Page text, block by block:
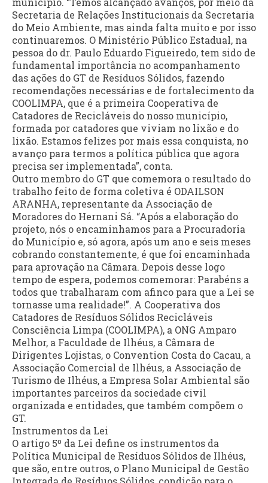
Secretaria de Relações Institucionais da Secretaria
do Meio Ambiente, mas ainda falta muito e por isso
continuaremos. O Ministério Público Estadual, na
pessoa do dr. Paulo Eduardo Figueiredo, tem sido de
fundamental importância no acompanhamento
das ações do GT de Resíduos Sólidos, fazendo
recomendações necessárias e de fortalecimento da
COOLIMPA, que é a primeira Cooperativa de
Catadores de Recicláveis do nosso município,
formada por catadores que viviam no lixão e do
lixão. Estamos felizes por mais essa conquista, no
avanço para termos a política pública que agora
precisa ser implementada”, conta.
Outro membro do GT que comemora o resultado do
trabalho feito de forma coletiva é ODAILSON
ARANHA, representante da Associação de
Moradores do Hernani Sá. “Após a elaboração do
projeto, nós o encaminhamos para a Procuradoria
do Município e, só agora, após um ano e seis meses
cobrando constantemente, é que foi encaminhada
para aprovação na Câmara. Depois desse logo
tempo de espera, podemos comemorar: Parabéns a
todos que trabalharam com afinco para que a Lei se
tornasse uma realidade!”. A Cooperativa dos
Catadores de Resíduos Sólidos Recicláveis
Consciência Limpa (COOLIMPA), a ONG Amparo
Melhor, a Faculdade de Ilhéus, a Câmara de
Dirigentes Lojistas, o Convention Costa do Cacau, a
Associação Comercial de Ilhéus, a Associação de
Turismo de Ilhéus, a Empresa Solar Ambiental são
importantes parceiros da sociedade civil
organizada e entidades, que também compõem o
GT.
Instrumentos da Lei
O artigo 5º da Lei define os instrumentos da
Política Municipal de Resíduos Sólidos de Ilhéus,
que são, entre outros, o Plano Municipal de Gestão